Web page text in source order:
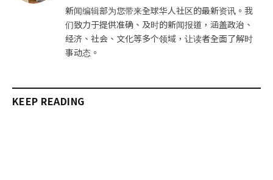
新闻编辑部为您带来全球华人社区的最新资讯。我
们致力于提供准确、及时的新闻报道，涵盖政治、
经济、社会、文化等多个领域，让读者全面了解时
事动态。
KEEP READING